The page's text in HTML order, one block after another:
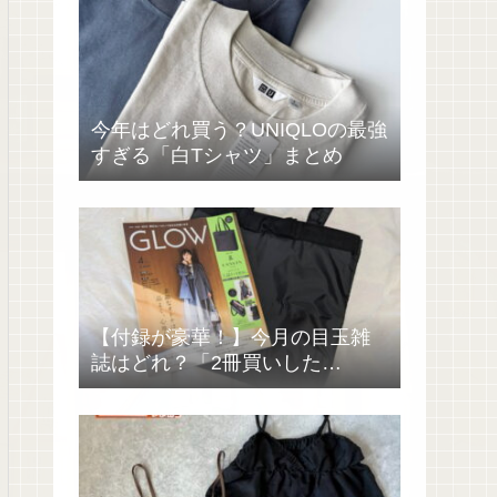
今年はどれ買う？UNIQLOの最強
すぎる「白Tシャツ」まとめ
【付録が豪華！】今月の目玉雑
誌はどれ？「2冊買いした
い……」